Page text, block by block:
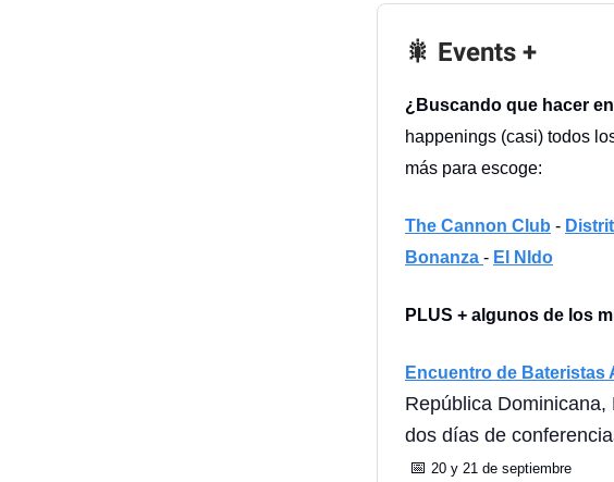
🎇 Events +
¿Buscando que hacer
happenings (casi) todos
más para escoge:
The Cannon Club -
Bonanza - El NIdo
PLUS + algunos de los
Encuentro de Bateristas
República
dos días de
📅 20 y 21 de septiembre